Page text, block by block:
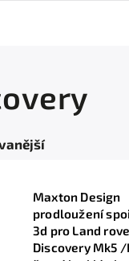
Maxton Design
prodloužení
3d pro Land
Discovery Mk5 /